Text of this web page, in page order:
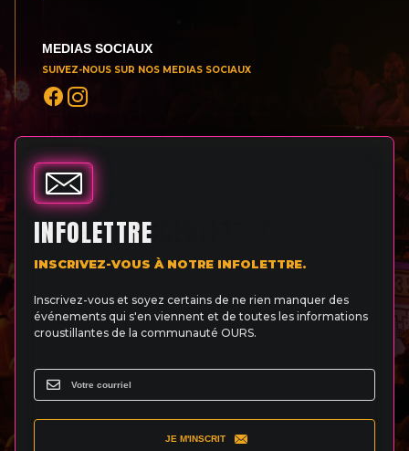
MEDIAS SOCIAUX
SUIVEZ-NOUS SUR NOS MEDIAS SOCIAUX
INFOLETTRE
INSCRIVEZ-VOUS À NOTRE INFOLETTRE.
Inscrivez-vous et soyez certains de ne rien manquer des
événements qui s'en viennent et de toutes les informations
croustillantes de la communauté OURS.
JE M'INSCRIT